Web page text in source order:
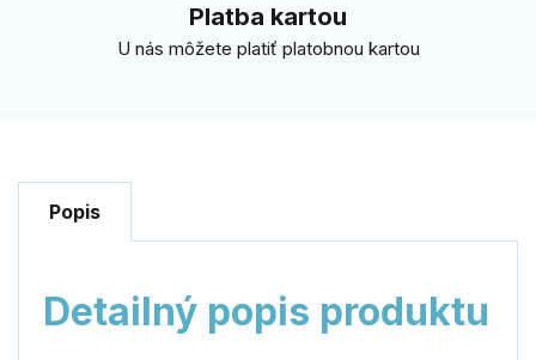
Platba kartou
U nás môžete platiť platobnou kartou
Popis
Detailný popis produktu